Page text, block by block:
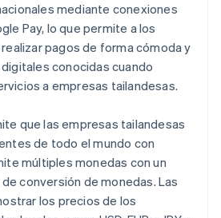
mediante conexiones
Pay, lo que permite a los
pagos de forma cómoda y
conocidas cuando
a empresas tailandesas.
que las empresas tailandesas
de todo el mundo con
múltiples monedas con un
conversión de monedas. Las
los precios de los